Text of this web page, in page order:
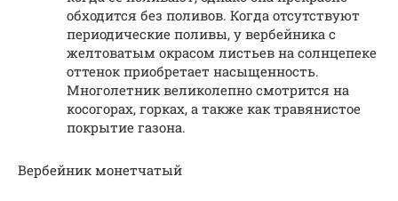
обходится без поливов. Когда отсутствуют
периодические поливы, у вербейника с
желтоватым окрасом листьев на солнцепеке
оттенок приобретает насыщенность.
Многолетник великолепно смотрится на
косогорах, горках, а также как травянистое
покрытие газона.
Вербейник монетчатый